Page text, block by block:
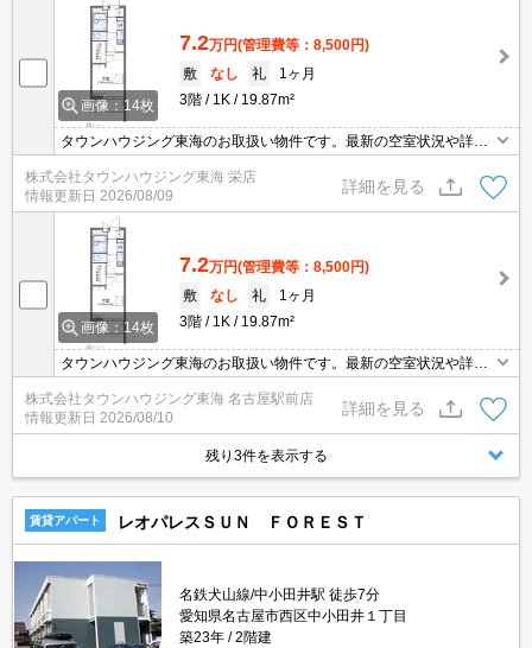
画像：14枚
7.2万円(管理費等：8,500円)
敷
なし 礼
1ヶ月
3階
1K 19.87m²
タウンハウジング東海のお取扱い物件です。最新の空室状況や詳細
などお気軽にお問い合わせください。
株式会社タウンハウジング東海 栄店
情報更新日 2026/08/09
詳細を見る
画像：14枚
7.2万円(管理費等：8,500円)
敷
なし 礼
1ヶ月
3階
1K 19.87m²
タウンハウジング東海のお取扱い物件です。最新の空室状況や詳細
などお気軽にお問い合わせください。
株式会社タウンハウジング東海 名古屋駅前店
情報更新日 2026/08/10
詳細を見る
残り3件を表示する
賃貸アパート レオパレスＳＵＮ ＦＯＲＥＳＴ
名鉄犬山線/中小田井駅 徒歩7分
愛知県名古屋市西区中小田井１丁目
築23年
2階建